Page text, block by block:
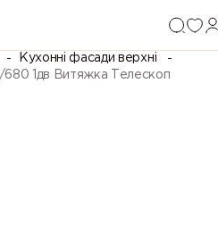
Кухонні фасади верхні
1дв Витяжка Телескоп